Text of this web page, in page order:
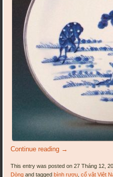
Continue reading →
This entry was posted on 27 Tháng 12,
Dòng and taggedbình rượu ,cổ vật Việt